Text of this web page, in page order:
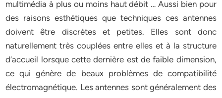
multimédia à plus ou moins haut débit … Aussi bien pour
des raisons esthétiques que techniques ces antennes
doivent être discrètes et petites. Elles sont donc
naturellement très couplées entre elles et à la structure
d’accueil lorsque cette dernière est de faible dimension,
ce qui génère de beaux problèmes de compatibilité
électromagnétique. Les antennes sont généralement des